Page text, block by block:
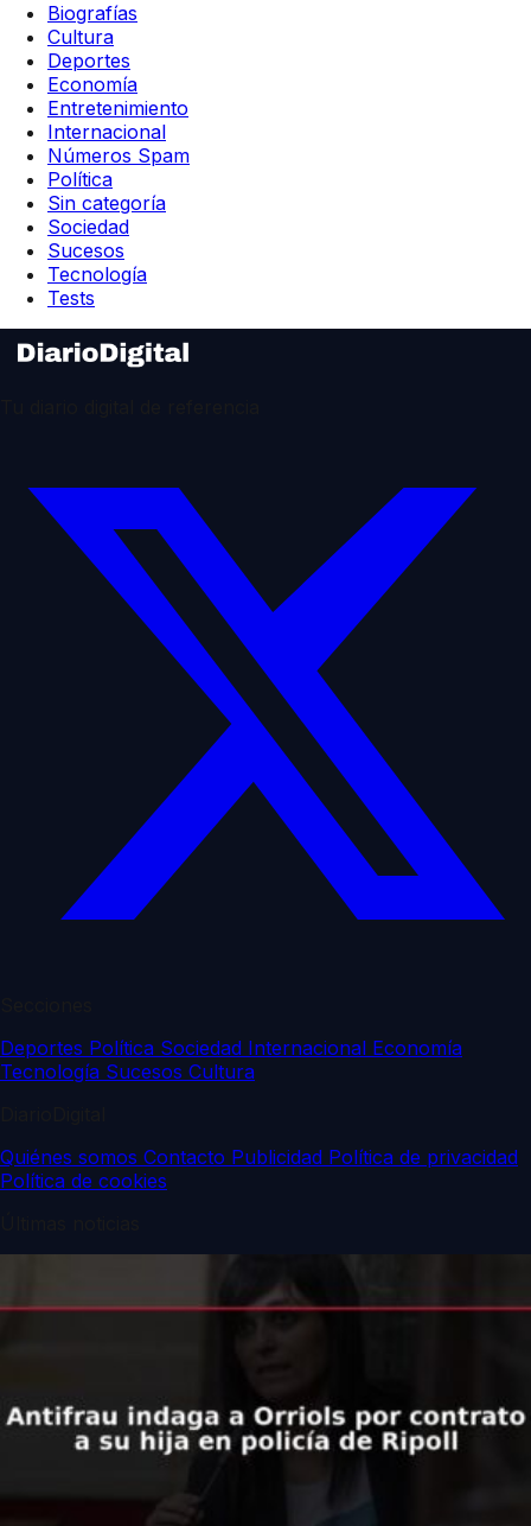
Biografías
Cultura
Deportes
Economía
Entretenimiento
Internacional
Números Spam
Política
Sin categoría
Sociedad
Sucesos
Tecnología
Tests
Deportes Política Sociedad Internacional Economía
Tecnología Sucesos Cultura
Quiénes somos Contacto Publicidad Política de privacidad
Política de cookies